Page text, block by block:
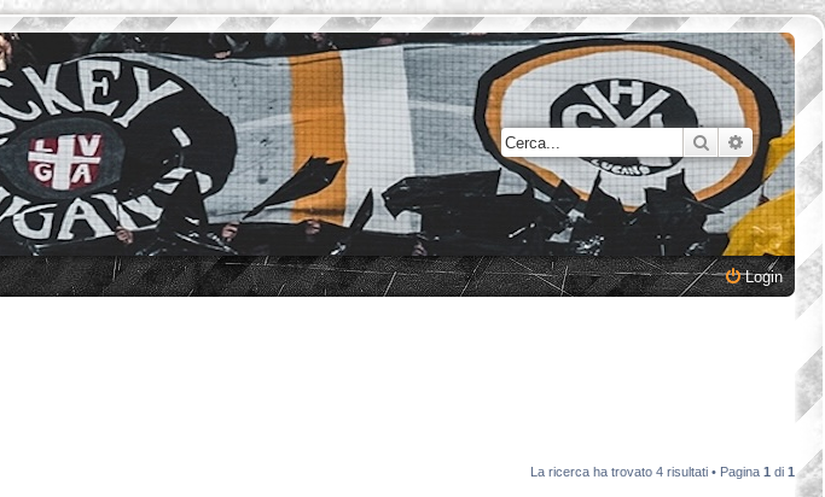
Cerca Ricerca
Login
La ricerca ha trovato 4 risultati • Pagina 1 di 1